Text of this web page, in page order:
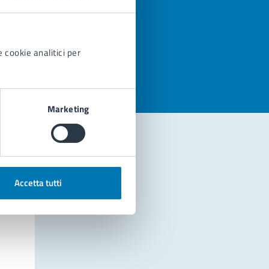
cookie analitici per
Marketing
Accetta tutti